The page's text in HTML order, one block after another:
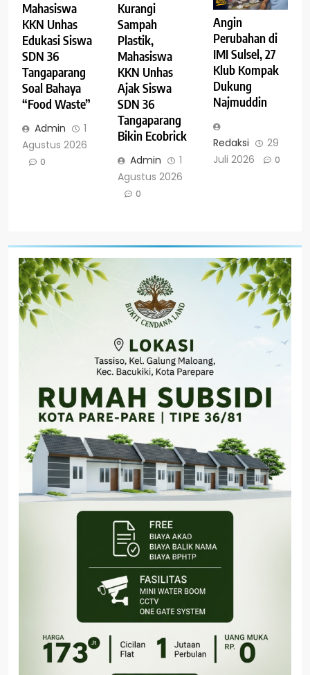
Mahasiswa
KKN Unhas
Edukasi Siswa
SDN 36
Tangaparang
Soal Bahaya
“Food Waste”
Admin
1
Agustus 2026
0
Kurangi
Sampah
Plastik,
Mahasiswa
KKN Unhas
Ajak Siswa
SDN 36
Tangaparang
Bikin Ecobrick
Admin
1
Agustus 2026
0
Angin
Perubahan di
IMI Sulsel, 27
Klub Kompak
Dukung
Najmuddin
Redaksi
29
Juli 2026
0